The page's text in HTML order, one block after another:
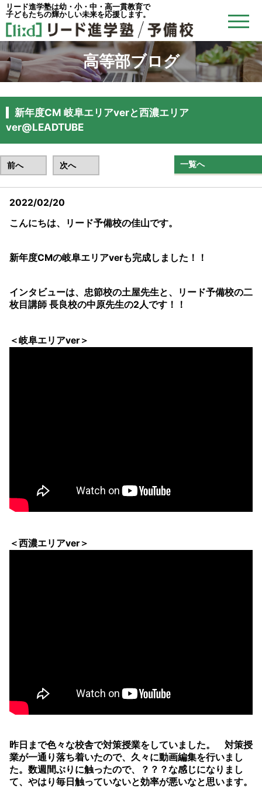
リード進学塾は幼・小・中・高一貫教育で
子どもたちの輝かしい未来を応援します。
高等部ブログ
新年度CM 岐阜エリアverと西濃エリア
ver@LEADTUBE
前へ 次へ 一覧へ
2022/02/20
こんにちは、リード予備校の佳山です。
新年度CMの岐阜エリアverも完成しました！！
インタビューは、忠節校の土屋先生と、リード予備校の二
枚目講師 長良校の中原先生の2人です！！
＜岐阜エリアver＞
＜西濃エリアver＞
昨日まで色々な校舎で対策授業をしていました。 対策授
業が一通り落ち着いたので、久々に動画編集を行いまし
た。数週間ぶりに触ったので、？？？な感じになりまし
て、やはり毎日触っていないと効率が悪いなと思います。